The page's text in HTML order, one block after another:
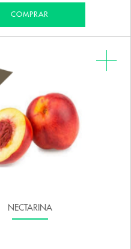
COMPRAR
NECTARINA